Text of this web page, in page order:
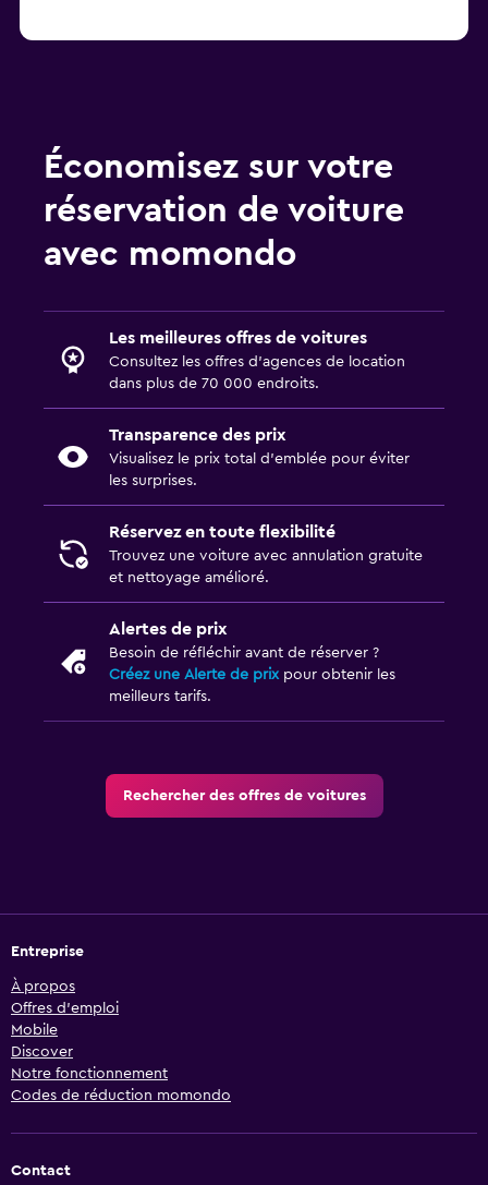
Économisez sur votre
réservation de voiture
avec momondo
Les meilleures offres de voitures
Consultez les offres d’agences de location
dans plus de 70 000 endroits.
Transparence des prix
Visualisez le prix total d’emblée pour éviter
les surprises.
Réservez en toute flexibilité
Trouvez une voiture avec annulation gratuite
et nettoyage amélioré.
Alertes de prix
Besoin de réfléchir avant de réserver ?
Créez une Alerte de prixpour obtenir les
meilleurs tarifs.
Rechercher des offres de voitures
Entreprise
À propos
Offres d’emploi
Mobile
Discover
Notre fonctionnement
Codes de réduction momondo
Contact